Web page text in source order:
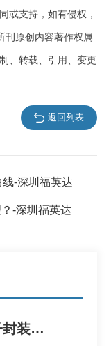
或支持，如有侵权，
刊原创内容著作权属
、转载、引用、变更
返回列表
-深圳福英达
-深圳福英达
使用低α粒子锡膏降低微电子封装的软错误率-深圳福英达